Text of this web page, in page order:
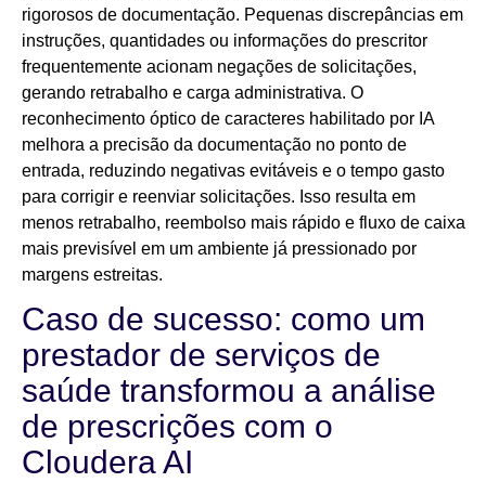
rigorosos de documentação. Pequenas discrepâncias em
instruções, quantidades ou informações do prescritor
frequentemente acionam negações de solicitações,
gerando retrabalho e carga administrativa. O
reconhecimento óptico de caracteres habilitado por IA
melhora a precisão da documentação no ponto de
entrada, reduzindo negativas evitáveis e o tempo gasto
para corrigir e reenviar solicitações. Isso resulta em
menos retrabalho, reembolso mais rápido e fluxo de caixa
mais previsível em um ambiente já pressionado por
margens estreitas.
Caso de sucesso: como um
prestador de serviços de
saúde transformou a análise
de prescrições com o
Cloudera AI